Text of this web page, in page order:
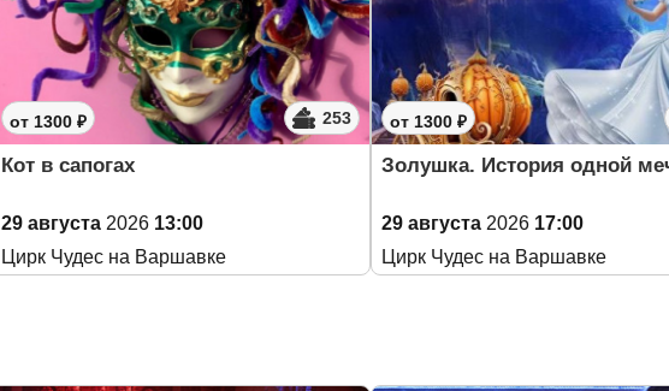
от 1300 ₽ 253
Кот в сапогах
29 августа 2026 13:00
Цирк Чудес на Варшавке
от 1300 ₽
Золушка. История одной
29 августа 2026 17:00
Цирк Чудес на Варшавке